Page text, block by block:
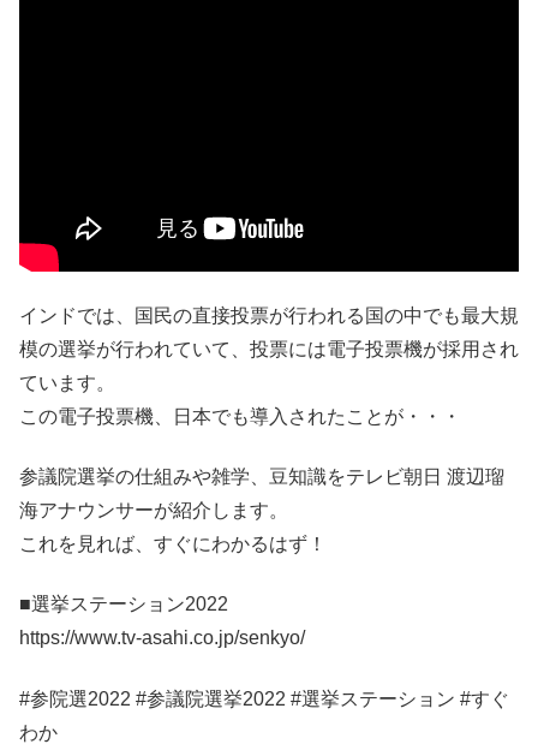
インドでは、国民の直接投票が行われる国の中でも最大規
模の選挙が行われていて、投票には電子投票機が採用され
ています。
この電子投票機、日本でも導入されたことが・・・
参議院選挙の仕組みや雑学、豆知識をテレビ朝日 渡辺瑠
海アナウンサーが紹介します。
これを見れば、すぐにわかるはず！
■選挙ステーション2022
https://www.tv-asahi.co.jp/senkyo/
#参院選2022 #参議院選挙2022 #選挙ステーション #すぐ
わか